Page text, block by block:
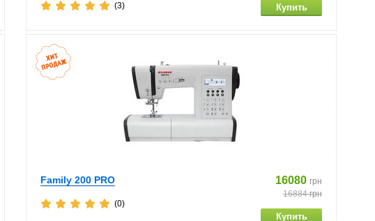
(3)
Family 200 PRO 16080 грн
16884грн
(0)